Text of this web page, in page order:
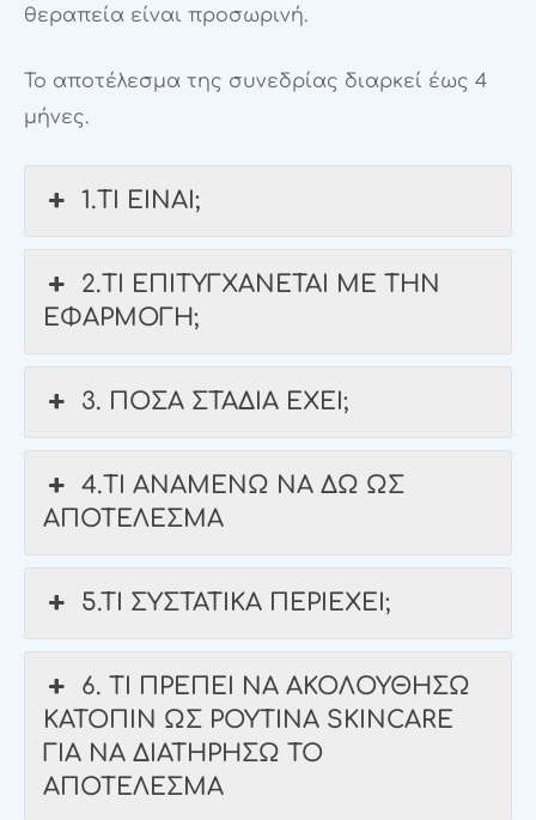
θεραπεία είναι προσωρινή.
Το αποτέλεσμα της συνεδρίας διαρκεί έως 4
μήνες.
1.ΤΙ ΕΙΝΑΙ;
2.ΤΙ ΕΠΙΤΥΓΧΑΝΕΤΑΙ ΜΕ ΤΗΝ
ΕΦΑΡΜΟΓΗ;
3. ΠΟΣΑ ΣΤΑΔΙΑ ΕΧΕΙ;
4.ΤΙ ΑΝΑΜΕΝΩ ΝΑ ΔΩ ΩΣ
ΑΠΟΤΕΛΕΣΜΑ
5.TI ΣΥΣΤΑΤΙΚΑ ΠΕΡΙΕΧΕΙ;
6. ΤΙ ΠΡΕΠΕΙ ΝΑ ΑΚΟΛΟΥΘΗΣΩ
ΚΑΤΟΠΙΝ ΩΣ ΡΟΥΤΙΝΑ SKINCARE
ΓΙΑ ΝΑ ΔΙΑΤΗΡΗΣΩ ΤΟ
ΑΠΟΤΕΛΕΣΜΑ